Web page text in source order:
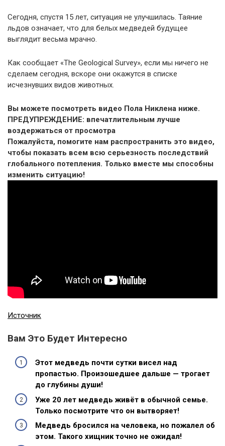
Сегодня, спустя 15 лет, ситуация не улучшилась. Таяние
льдов означает, что для белых медведей будущее
выглядит весьма мрачно.
Как сообщает «The Geological Survey», если мы ничего не
сделаем сегодня, вскоре они окажутся в списке
исчезнувших видов животных.
Вы можете посмотреть видео Пола Никлена ниже.
ПРЕДУПРЕЖДЕНИЕ: впечатлительным лучше
воздержаться от просмотра
Пожалуйста, помогите нам распространить это видео,
чтобы показать всем всю серьезность последствий
глобального потепления. Только вместе мы способны
изменить ситуацию!
Источник
Вам Это Будет Интересно
Этот медведь почти сутки висел над
пропастью. Произошедшее дальше — трогает
до глубины души!
Уже 20 лет медведь живёт в обычной семье.
Только посмотрите что он вытворяет!
Медведь бросился на человека, но пожалел об
этом. Такого хищник точно не ожидал!